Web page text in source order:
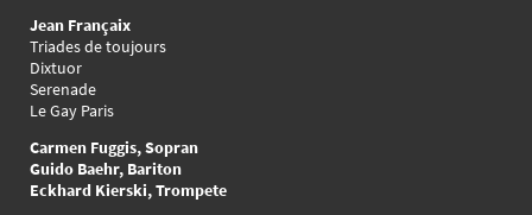
Jean Françaix
Triades de toujours
Dixtuor
Serenade
Le Gay Paris
Carmen Fuggis, Sopran
Guido Baehr, Bariton
Eckhard Kierski, Trompete